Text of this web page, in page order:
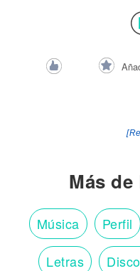
Más
Música Perfil
Letras